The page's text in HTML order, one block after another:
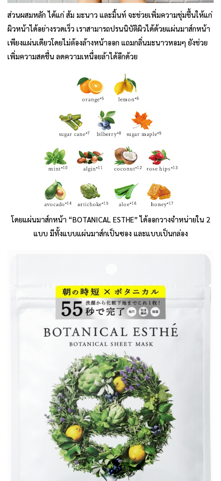
ส่วนผสมหลัก ได้แก่ ส้ม มะนาว และมิ้นท์ จะช่วยเพิ่มความชุ่มชื้นให้แก่
ผิวหน้าได้อย่างรวดเร็ว เราสามารถปรนนิบัติผิวได้ด้วยแผ่นมาส์กหน้า
เพียงแผ่นเดียวโดยไม่ต้องล้างหน้าออก แถมกลิ่นมะนาวหอมๆ ยังช่วย
เพิ่มความสดชื่น ลดความเหนื่อยล้าได้อีกด้วย
โดยแผ่นมาส์กหน้า “BOTANICAL ESTHE” ได้ออกวางจำหน่ายใน 2
แบบ มีทั้งแบบแผ่นมาส์กเป็นซอง และแบบเป็นกล่อง